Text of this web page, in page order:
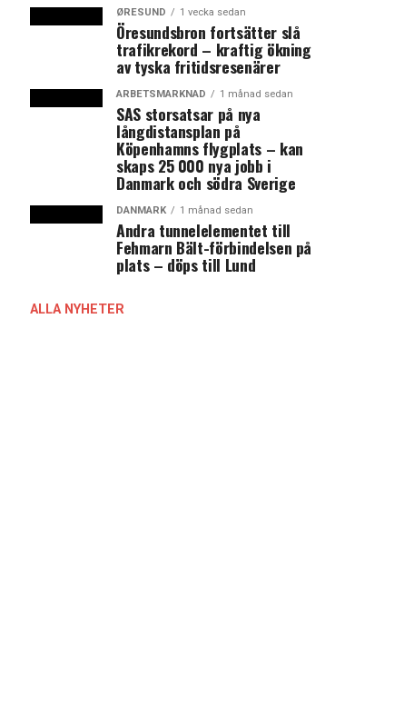
ØRESUND 1 vecka sedan
Öresundsbron fortsätter slå
trafikrekord – kraftig ökning
av tyska fritidsresenärer
ARBETSMARKNAD 1 månad sedan
SAS storsatsar på nya
långdistansplan på
Köpenhamns flygplats – kan
skaps 25 000 nya jobb i
Danmark och södra Sverige
DANMARK 1 månad sedan
Andra tunnelelementet till
Fehmarn Bält-förbindelsen på
plats – döps till Lund
ALLA NYHETER